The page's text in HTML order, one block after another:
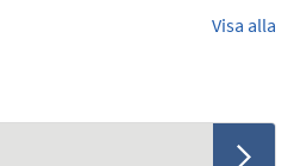
Visa alla